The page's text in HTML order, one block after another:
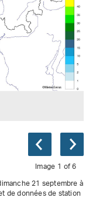
Image 1 of 6
21 septembre à
de données de station